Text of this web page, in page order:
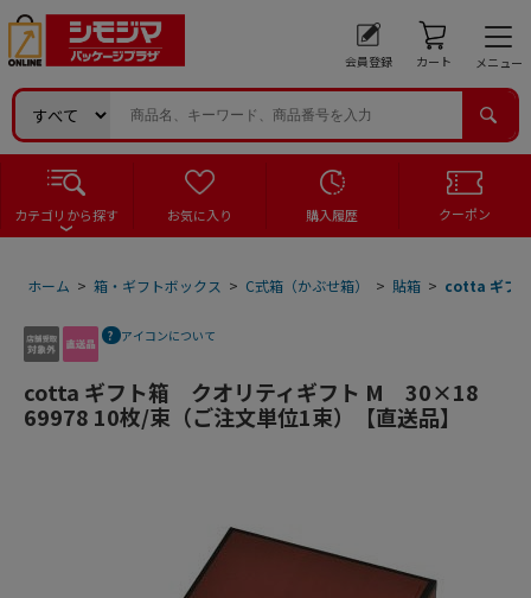
会員登録 カート メニュー
カテゴリから探す お気に入り 購入履歴 クーポン
ホーム > 箱・ギフトボックス > C式箱（かぶせ箱） > 貼箱 > cotta ギフ
アイコンについて
cotta ギフト箱 クオリティギフト M 30×18
69978 10枚/束（ご注文単位1束）【直送品】